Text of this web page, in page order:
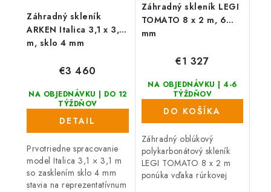
Záhradný skleník
ARKEN Italica 3,1 x 3,1
m, sklo 4 mm
NA OBJEDNÁVKU | DO 12
TÝŽDŇOV
€3 460
DETAIL
Prvotriedne spracovanie
model Italica 3,1 × 3,1 m
so zasklením sklo 4 mm
stavia na reprezentatívnum
Záhradný skleník LEGI
TOMATO 8 x 2 m, 6
mm
NA OBJEDNÁVKU | 4-6
TÝŽDŇOV
€1 327
DO KOŠÍKA
Záhradný oblúkový
polykarbonátový skleník
LEGI TOMATO 8 x 2 m
ponúka vďaka rúrkovej